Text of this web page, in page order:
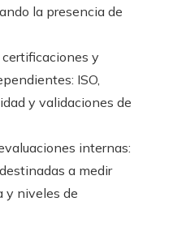
la presencia de
y
ISO,
y validaciones de
internas:
a medir
y niveles de